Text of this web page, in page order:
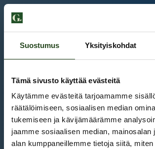
Suostumus Yksityiskohdat
Tämä sivusto käyttää evästeitä
Käytämme evästeitä tarjoamamme
räätälöimiseen, sosiaalisen median
tukemiseen ja kävijämäärämme
jaamme sosiaalisen median, mainosalan
alan kumppaneillemme tietoja siitä,